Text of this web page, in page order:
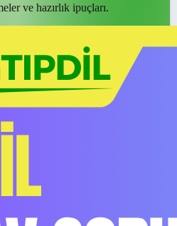
ve hazırlık ipuçları.